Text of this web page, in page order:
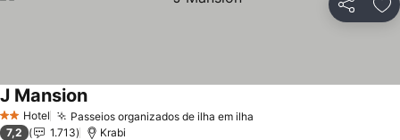
Partilhar
2 Estrelas
Hotel Passeios organizados de ilha em ilha
J Mansion
7,2 1.713 Krabi